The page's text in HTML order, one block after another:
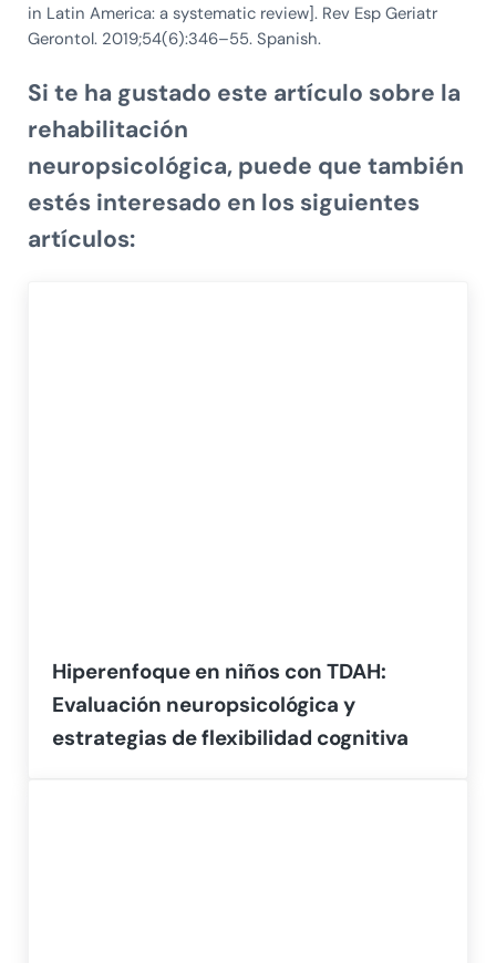
in Latin America: a systematic review]. Rev Esp Geriatr
Gerontol. 2019;54(6):346–55. Spanish.
Si te ha gustado este artículo sobre la
rehabilitación
neuropsicológica, puede que también
estés interesado en los siguientes
artículos:
Hiperenfoque en niños con TDAH:
Evaluación neuropsicológica y
estrategias de flexibilidad cognitiva